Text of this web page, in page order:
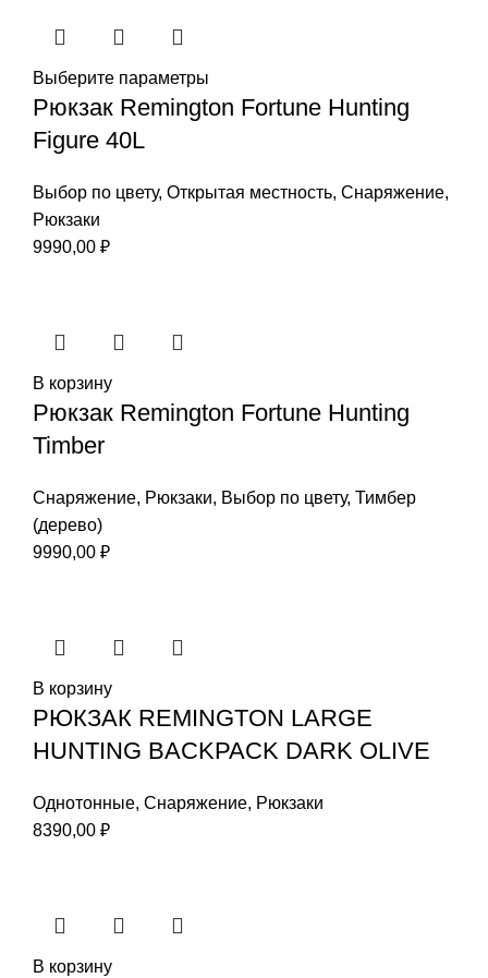
Выберите параметры
Рюкзак Remington Fortune Hunting
Figure 40L
Выбор по цвету, Открытая местность, Снаряжение,
Рюкзаки
9990,00 ₽
В корзину
Рюкзак Remington Fortune Hunting
Timber
Снаряжение, Рюкзаки, Выбор по цвету, Тимбер
(дерево)
9990,00 ₽
В корзину
РЮКЗАК REMINGTON LARGE
HUNTING BACKPACK DARK OLIVE
Однотонные, Снаряжение, Рюкзаки
8390,00 ₽
В корзину